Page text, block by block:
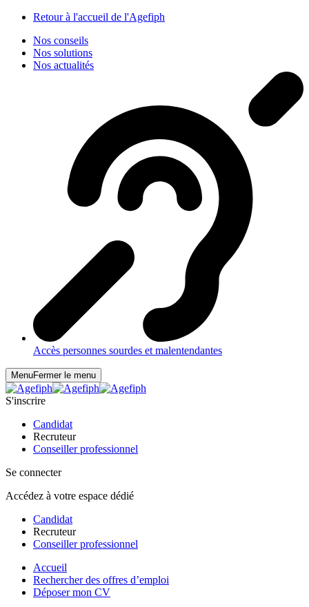
Retour à l'accueil de l'Agefiph
Nos conseils
Nos solutions
Nos actualités
Accès personnes sourdes et malentendantes
MenuFermer le menu
S'inscrire
Candidat
Recruteur
Conseiller professionnel
Se connecter
Accédez à votre espace dédié
Candidat
Recruteur
Conseiller professionnel
Accueil
Rechercher des offres d’emploi
Déposer mon CV